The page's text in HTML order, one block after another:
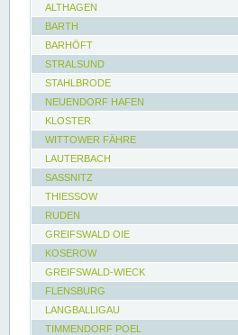
ALTHAGEN
BARTH
BARHÖFT
STRALSUND
STAHLBRODE
NEUENDORF HAFEN
KLOSTER
WITTOWER FÄHRE
LAUTERBACH
SASSNITZ
THIESSOW
RUDEN
GREIFSWALD OIE
KOSEROW
GREIFSWALD-WIECK
FLENSBURG
LANGBALLIGAU
TIMMENDORF POEL